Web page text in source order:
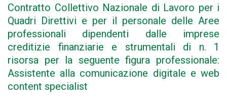
Contratto Collettivo Nazionale di Lavoro per i
Quadri Direttivi e per il personale delle Aree
professionali dipendenti dalle imprese
creditizie finanziarie e strumentali di n. 1
risorsa per la seguente figura professionale:
Assistente alla comunicazione digitale e web
content specialist